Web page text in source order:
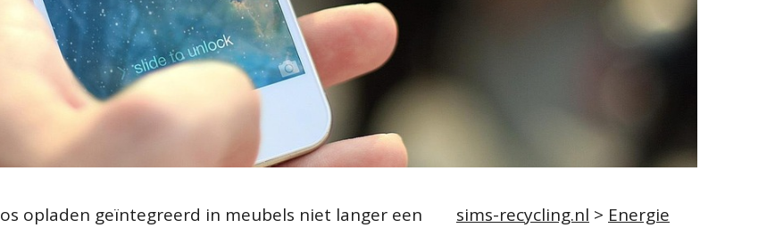
opladen geïntegreerd in meubels niet langer een
sims-recycling.nl > Energie